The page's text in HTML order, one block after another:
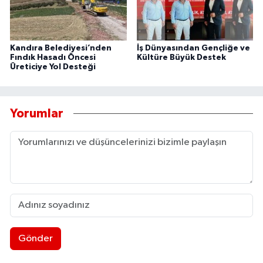
Kandıra Belediyesi’nden
Fındık Hasadı Öncesi
Üreticiye Yol Desteği
İş Dünyasından Gençliğe ve
Kültüre Büyük Destek
Yorumlar
Gönder